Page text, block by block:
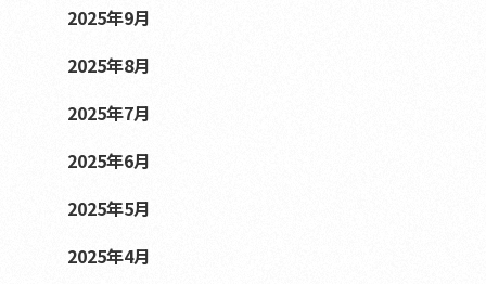
2025年9月
2025年8月
2025年7月
2025年6月
2025年5月
2025年4月